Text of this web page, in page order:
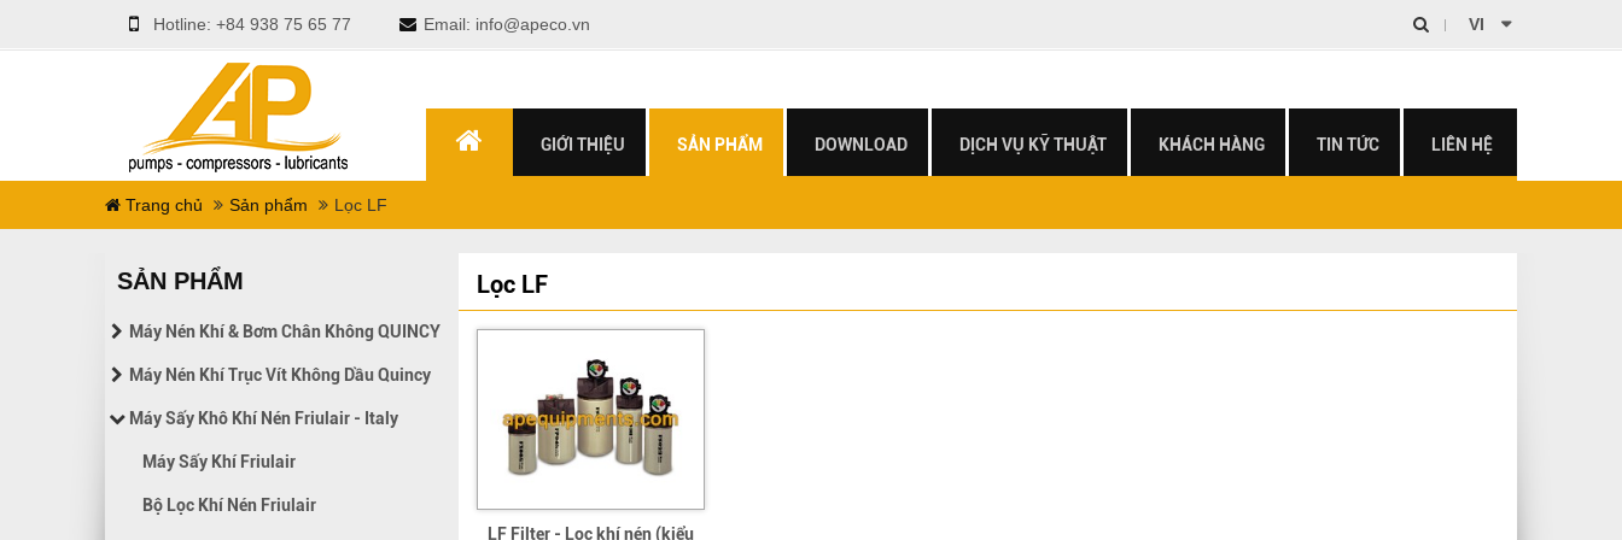
Hotline: +84 938 75 65 77 Email: info@apeco.vn VI
GIỚI THIỆU SẢN PHẨM DOWNLOAD DỊCH VỤ KỸ THUẬT KHÁCH HÀNG TIN TỨC LIÊN HỆ
Trang chủ Sản phẩm Lọc LF
SẢN PHẨM
Máy Nén Khí & Bơm Chân Không QUINCY
Máy Nén Khí Trục Vít Không Dầu Quincy
Máy Sấy Khô Khí Nén Friulair - Italy
Máy Sấy Khí Friulair
Bộ Lọc Khí Nén Friulair
Lọc LF
LF Filter - Lọc khí nén (kiểu